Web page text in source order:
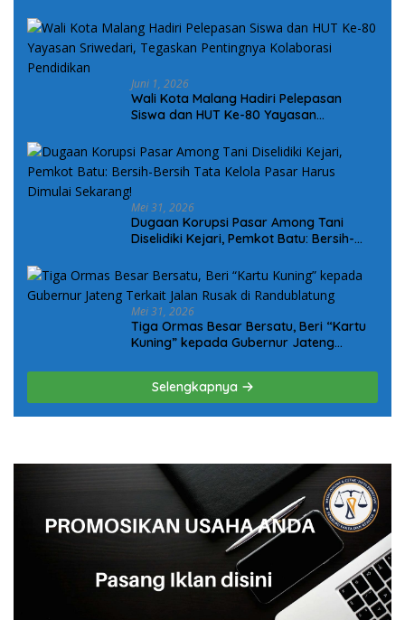
Juni 1, 2026
Wali Kota Malang Hadiri Pelepasan
Siswa dan HUT Ke-80 Yayasan
Kolaborasi Pendidikan
Mei 31, 2026
Dugaan Korupsi Pasar Among Tani
Diselidiki Kejari, Pemkot Batu: Bersih-
Sekarang!
Mei 31, 2026
Tiga Ormas Besar Bersatu, Beri “Kartu
Kuning” kepada Gubernur Jateng
Selengkapnya